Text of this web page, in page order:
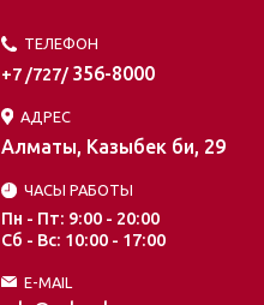
ТЕЛЕФОН
+7 /727/ 356-8000
АДРЕС
Алматы, Казыбек би, 29
ЧАСЫ РАБОТЫ
Пн - Пт: 9:00 - 20:00
Сб - Вс: 10:00 - 17:00
E-MAIL